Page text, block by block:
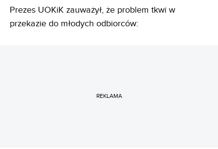
Prezes UOKiK zauważył, że problem tkwi w
przekazie do młodych odbiorców:
REKLAMA